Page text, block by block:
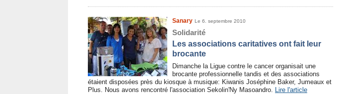
Sanary Le 6. septembre 2010
Solidarité
Les associations caritatives ont fait leur
brocante
Dimanche la Ligue contre le cancer organisait une
brocante professionnelle tandis et des associations
étaient disposées près du kiosque à musique: Kiwanis Joséphine Baker, Jumeaux et
Plus. Nous avons rencontré l'association Sekolin'Ny Masoandro. Lire l'article